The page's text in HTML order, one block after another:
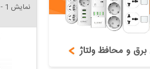
نمایش 1 - 9 از 9 آیتم